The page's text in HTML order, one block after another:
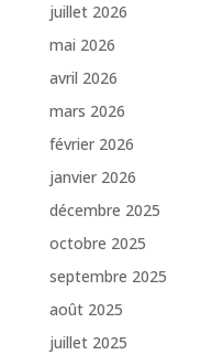
juillet 2026
mai 2026
avril 2026
mars 2026
février 2026
janvier 2026
décembre 2025
octobre 2025
septembre 2025
août 2025
juillet 2025